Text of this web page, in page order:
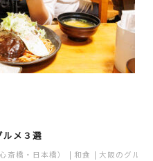
ルメ３選
斎橋・日本橋） 和食 大阪のグルメ